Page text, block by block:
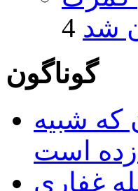
شد
گوناگون
که شبیه
غفاری